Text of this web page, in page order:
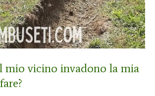
mio vicino invadono la mia